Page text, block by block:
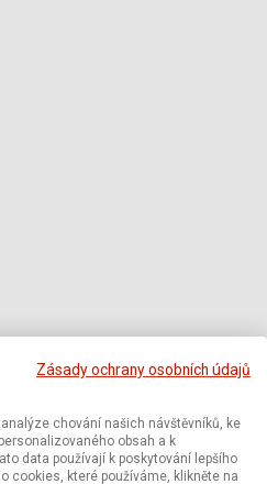
Zásady ochrany osobních údajů
chování našich návštěvníků, ke
obsah a k
data používají k poskytování lepšího
cookies, které používáme, klikněte na